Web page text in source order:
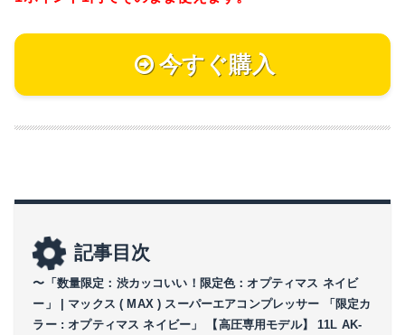
今すぐ購入
記事目次
〜「数量限定：渋カッコいい！限定色：オプティマス ネイビ
ー」 | マックス ( MAX ) スーパーエアコンプレッサー 「限定カ
ラー : オプティマス ネイビー」 【高圧専用モデル】 11L AK-